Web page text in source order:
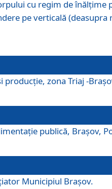
cu regim de
pe verticală (deasupra
zona Triaj -
publică, Braşov,
Municipiul Braşov.